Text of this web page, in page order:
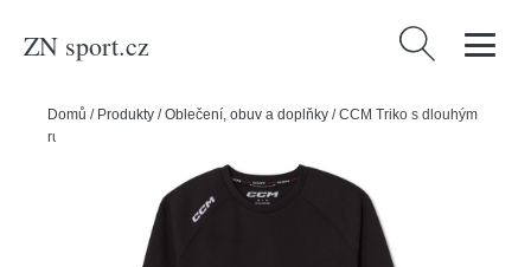
ZN sport.cz Vyhledávání
Domů / Produkty /Oblečení, obuv a doplňky /CCM Triko s dlouhým
rukávem CCM Team SR, Senior, S, černá